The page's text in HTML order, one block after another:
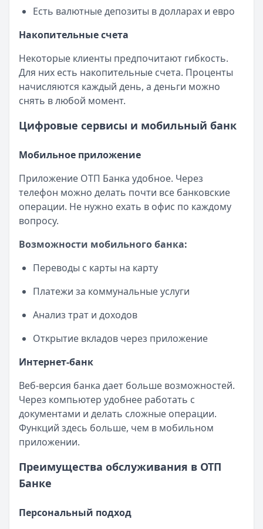
Есть валютные депозиты в долларах и евро
Накопительные счета
Некоторые клиенты предпочитают гибкость.
Для них есть накопительные счета. Проценты
начисляются каждый день, а деньги можно
снять в любой момент.
Цифровые сервисы и мобильный банк
Мобильное приложение
Приложение ОТП Банка удобное. Через
телефон можно делать почти все банковские
операции. Не нужно ехать в офис по каждому
вопросу.
Возможности мобильного банка:
Переводы с карты на карту
Платежи за коммунальные услуги
Анализ трат и доходов
Открытие вкладов через приложение
Интернет-банк
Веб-версия банка дает больше возможностей.
Через компьютер удобнее работать с
документами и делать сложные операции.
Функций здесь больше, чем в мобильном
приложении.
Преимущества обслуживания в ОТП
Банке
Персональный подход